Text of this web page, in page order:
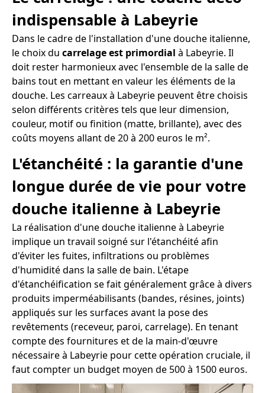
indispensable à Labeyrie
Dans le cadre de l'installation d'une douche italienne,
le choix du carrelage est primordial à Labeyrie. Il
doit rester harmonieux avec l'ensemble de la salle de
bains tout en mettant en valeur les éléments de la
douche. Les carreaux à Labeyrie peuvent être choisis
selon différents critères tels que leur dimension,
couleur, motif ou finition (matte, brillante), avec des
coûts moyens allant de 20 à 200 euros le m².
L'étanchéité : la garantie d'une
longue durée de vie pour votre
douche italienne à Labeyrie
La réalisation d'une douche italienne à Labeyrie
implique un travail soigné sur l'étanchéité afin
d'éviter les fuites, infiltrations ou problèmes
d'humidité dans la salle de bain. L'étape
d'étanchéification se fait généralement grâce à divers
produits imperméabilisants (bandes, résines, joints)
appliqués sur les surfaces avant la pose des
revêtements (receveur, paroi, carrelage). En tenant
compte des fournitures et de la main-d'œuvre
nécessaire à Labeyrie pour cette opération cruciale, il
faut compter un budget moyen de 500 à 1500 euros.